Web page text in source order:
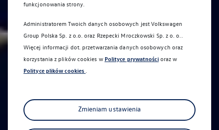
funkcjonowania strony.
Administratorem Twoich danych osobowych jest Volkswagen
Group Polska Sp. z o.o. oraz Rzepecki Mroczkowski Sp. z o. o. .
Więcej informacji dot. przetwarzania danych osobowych oraz
korzystania z plików cookies w Polityce prywatnościoraz w
Polityce plików cookies .
Zmieniam ustawienia